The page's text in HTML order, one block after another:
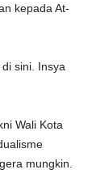
kepada At-
sini. Insya
Wali Kota
mungkin.